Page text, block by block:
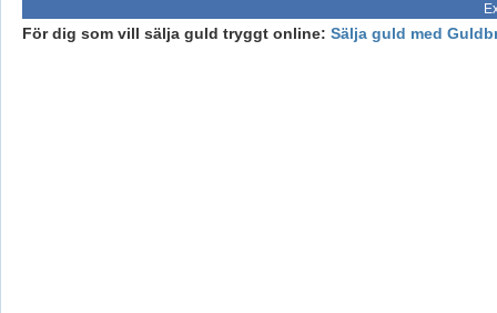
För dig som vill sälja guld tryggt online: Sälja guld med